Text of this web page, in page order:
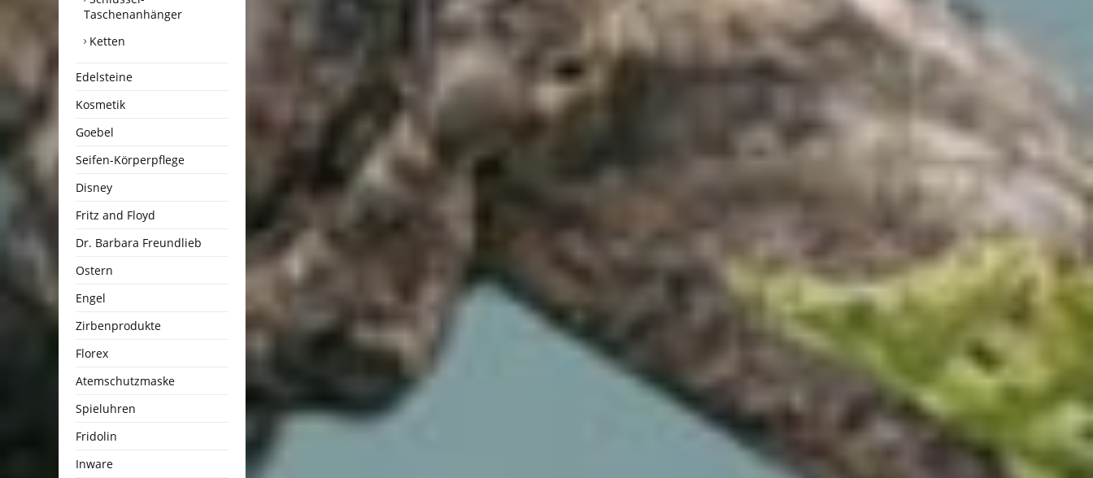
Taschenanhänger
Ketten
Edelsteine
Kosmetik
Goebel
Seifen-Körperpflege
Disney
Fritz and Floyd
Dr. Barbara Freundlieb
Ostern
Engel
Zirbenprodukte
Florex
Atemschutzmaske
Spieluhren
Fridolin
Inware